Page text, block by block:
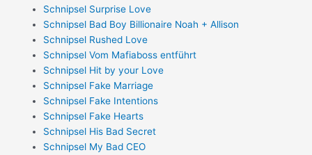
Schnipsel Surprise Love
Schnipsel Bad Boy Billionaire Noah + Allison
Schnipsel Rushed Love
Schnipsel Vom Mafiaboss entführt
Schnipsel Hit by your Love
Schnipsel Fake Marriage
Schnipsel Fake Intentions
Schnipsel Fake Hearts
Schnipsel His Bad Secret
Schnipsel My Bad CEO